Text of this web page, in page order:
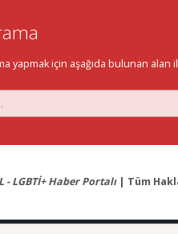
yapmak için aşağıda bulunan
- LGBTİ+ Haber Portalı| Tüm